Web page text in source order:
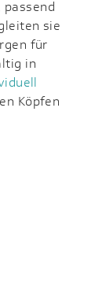
sie
für
in
Köpfen